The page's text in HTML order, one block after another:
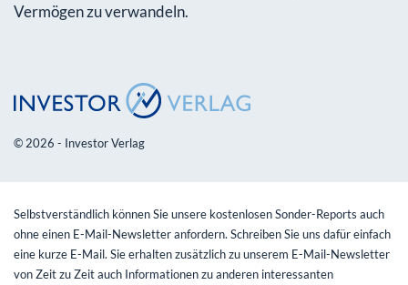
Vermögen zu verwandeln.
© 2026 - Investor Verlag
Selbstverständlich können Sie unsere kostenlosen Sonder-Reports auch
ohne einen E-Mail-Newsletter anfordern. Schreiben Sie uns dafür einfach
eine kurze E-Mail. Sie erhalten zusätzlich zu unserem E-Mail-Newsletter
von Zeit zu Zeit auch Informationen zu anderen interessanten